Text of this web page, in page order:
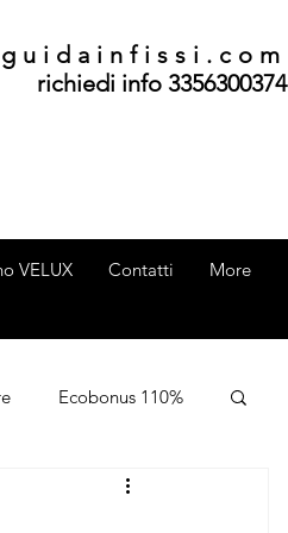
guidainfissi.com
richiedi info 3356300374
VELUX Contatti More
Ecobonus 110%